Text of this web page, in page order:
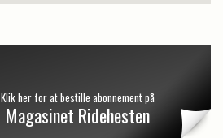
Klik her for at bestille abonnement på
Magasinet Ridehesten